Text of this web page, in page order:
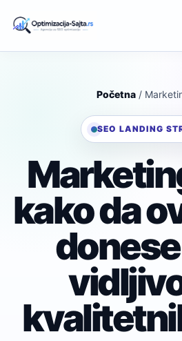
Početna /
SEO LANDING
kako da